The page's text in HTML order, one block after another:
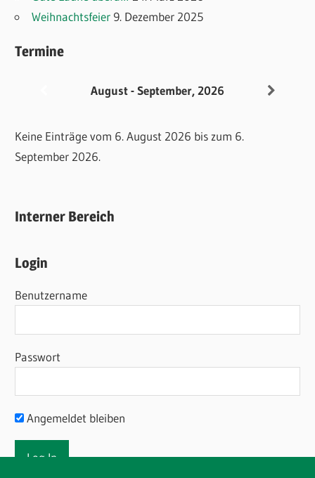
Weihnachtsfeier 9. Dezember 2025
Termine
August - September, 2026
Keine Einträge vom 6. August 2026 bis zum 6.
September 2026.
Interner Bereich
Login
Benutzername
Passwort
Angemeldet bleiben